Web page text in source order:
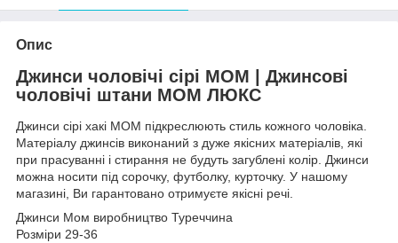
Опис
Джинси чоловічі сірі MOM | Джинсові
чоловічі штани МОМ ЛЮКС
Джинси сірі хакі MOM підкреслюють стиль кожного чоловіка.
Матеріалу джинсів виконаний з дуже якісних матеріалів, які
при прасуванні і стирання не будуть загублені колір. Джинси
можна носити під сорочку, футболку, курточку. У нашому
магазині, Ви гарантовано отримуєте якісні речі.
Джинси Мом виробництво Туреччина
Розміри 29-36